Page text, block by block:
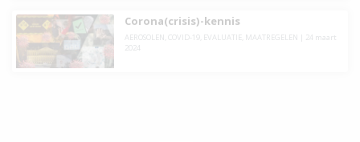
Corona(crisis)-kennis
AEROSOLEN COVID-19, EVALUATIE MAATREGELEN
24 maart
2024